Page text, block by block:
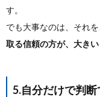
す。
でも大事なのは、それを
取る信頼の方が、大き
5.自分だけで判